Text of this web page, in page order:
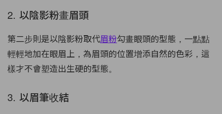
2. 以陰影粉畫眉頭
第二步則是以陰影粉取代眉粉勾畫眼頭的型態，一點點
輕輕地加在眼眉上，為眉頭的位置增添自然的色彩，這
樣才不會塑造出生硬的型態。
3. 以眉筆收結